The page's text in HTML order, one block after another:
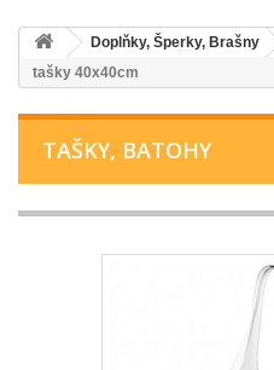
Doplňky, Šperky, Brašny
tašky 40x40cm
TAŠKY, BATOHY